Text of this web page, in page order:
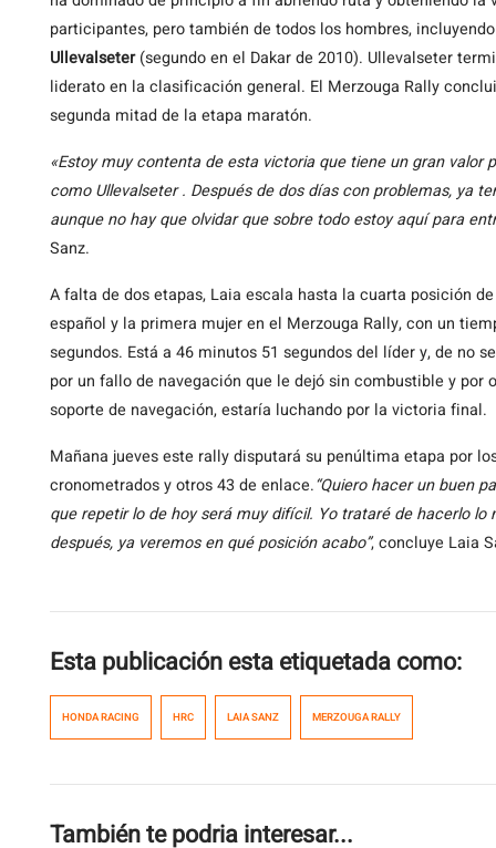
participantes, pero también de todos los hombres,
Ullevalseter(segundo en el Dakar de 2010). Ullevalseter
liderato en la clasificación general. El Merzouga Rally
segunda mitad de la etapa maratón.
«Estoy muy contenta de esta victoria que tiene un gran valor
como Ullevalseter . Después de dos días con problemas, ya
aunque no hay que olvidar que sobre todo estoy aquí para
Sanz.
A falta de dos etapas, Laia escala hasta la cuarta posición
español y la primera mujer en el Merzouga Rally, con un
segundos. Está a 46 minutos 51 segundos del líder y, de no
por un fallo de navegación que le dejó sin combustible y
soporte de navegación, estaría luchando por la victoria final.
Mañana jueves este rally disputará su penúltima etapa por
cronometrados y otros 43 de enlace.“Quiero hacer un buen
que repetir lo de hoy será muy difícil. Yo trataré de hacerlo
después, ya veremos en qué posición acabo”, concluye Laia
Esta publicación esta etiquetada como:
HONDA RACING HRC LAIA SANZ MERZOUGA RALLY
También te podria interesar...